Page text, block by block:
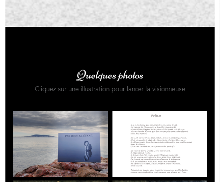
Quelques photos
Cliquez sur une illustration pour lancer la visionneuse